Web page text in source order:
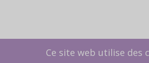
Ce site web utilise des